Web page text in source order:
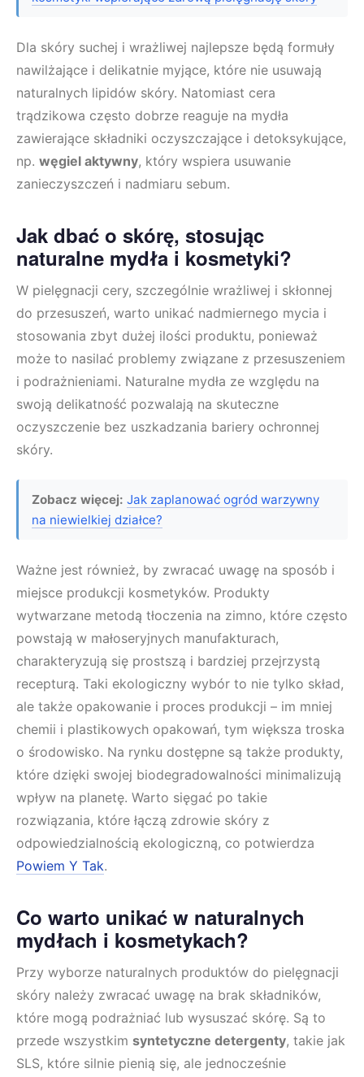
Dla skóry suchej i wrażliwej najlepsze będą formuły
nawilżające i delikatnie myjące, które nie usuwają
naturalnych lipidów skóry. Natomiast cera
trądzikowa często dobrze reaguje na mydła
zawierające składniki oczyszczające i detoksykujące,
np. węgiel aktywny, który wspiera usuwanie
zanieczyszczeń i nadmiaru sebum.
Jak dbać o skórę, stosując
naturalne mydła i kosmetyki?
W pielęgnacji cery, szczególnie wrażliwej i skłonnej
do przesuszeń, warto unikać nadmiernego mycia i
stosowania zbyt dużej ilości produktu, ponieważ
może to nasilać problemy związane z przesuszeniem
i podrażnieniami. Naturalne mydła ze względu na
swoją delikatność pozwalają na skuteczne
oczyszczenie bez uszkadzania bariery ochronnej
skóry.
Zobacz więcej: Jak zaplanować ogród warzywny
na niewielkiej działce?
Ważne jest również, by zwracać uwagę na sposób i
miejsce produkcji kosmetyków. Produkty
wytwarzane metodą tłoczenia na zimno, które często
powstają w małoseryjnych manufakturach,
charakteryzują się prostszą i bardziej przejrzystą
recepturą. Taki ekologiczny wybór to nie tylko skład,
ale także opakowanie i proces produkcji – im mniej
chemii i plastikowych opakowań, tym większa troska
o środowisko. Na rynku dostępne są także produkty,
które dzięki swojej biodegradowalności minimalizują
wpływ na planetę. Warto sięgać po takie
rozwiązania, które łączą zdrowie skóry z
odpowiedzialnością ekologiczną, co potwierdza
Powiem Y Tak.
Co warto unikać w naturalnych
mydłach i kosmetykach?
Przy wyborze naturalnych produktów do pielęgnacji
skóry należy zwracać uwagę na brak składników,
które mogą podrażniać lub wysuszać skórę. Są to
przede wszystkim syntetyczne detergenty, takie jak
SLS, które silnie pienią się, ale jednocześnie